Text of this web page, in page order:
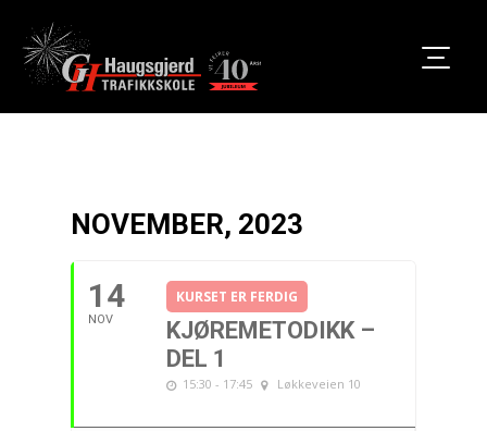
NOVEMBER, 2023
14
NOV
KURSET ER FERDIG
KJØREMETODIKK –
DEL 1
15:30 - 17:45 Løkkeveien 10